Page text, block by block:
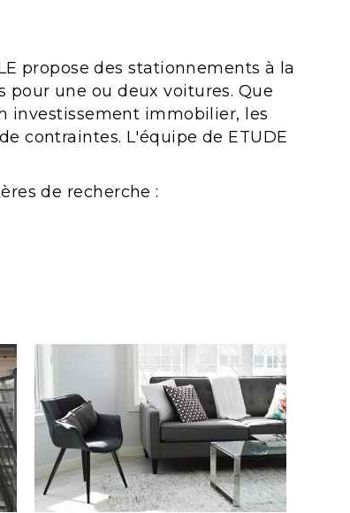
propose des stationnements à la
pour une ou deux voitures. Que
investissement immobilier, les
contraintes. L'équipe de ETUDE
de recherche :